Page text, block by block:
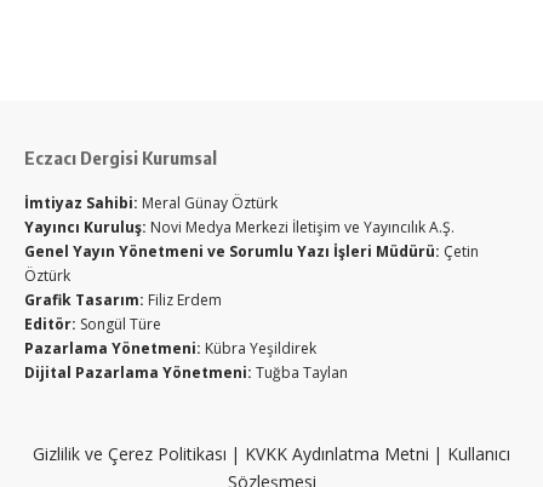
Eczacı Dergisi Kurumsal
İmtiyaz Sahibi: Meral Günay Öztürk
Yayıncı Kuruluş: Novi Medya Merkezi İletişim ve Yayıncılık A.Ş.
Genel Yayın Yönetmeni ve Sorumlu Yazı İşleri Müdürü: Çetin
Öztürk
Grafik Tasarım: Filiz Erdem
Editör: Songül Türe
Pazarlama Yönetmeni: Kübra Yeşildirek
Dijital Pazarlama Yönetmeni: Tuğba Taylan
Gizlilik ve Çerez Politikası | KVKK Aydınlatma Metni | Kullanıcı
Sözleşmesi